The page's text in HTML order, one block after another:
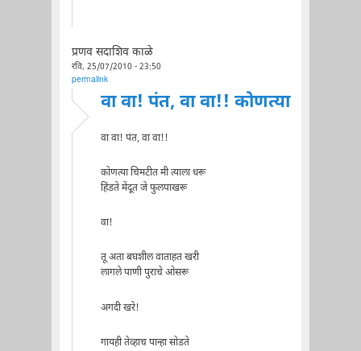
प्रणव सदाशिव काळे
रवि, 25/07/2010 - 23:50
permalink
वा वा! पंत, वा वा!! कोणत्या
वा वा! पंत, वा वा!!
कोणत्या चिमटीत मी त्याला धरू
हिंडते मेंदूत जे फुलपाखरू
वा!
तू अता बघशील वाताहत खरी
लागले पाणी पुराचे ओसरू
अगदी खरे!
गायही तेव्हाच पान्हा सोडते